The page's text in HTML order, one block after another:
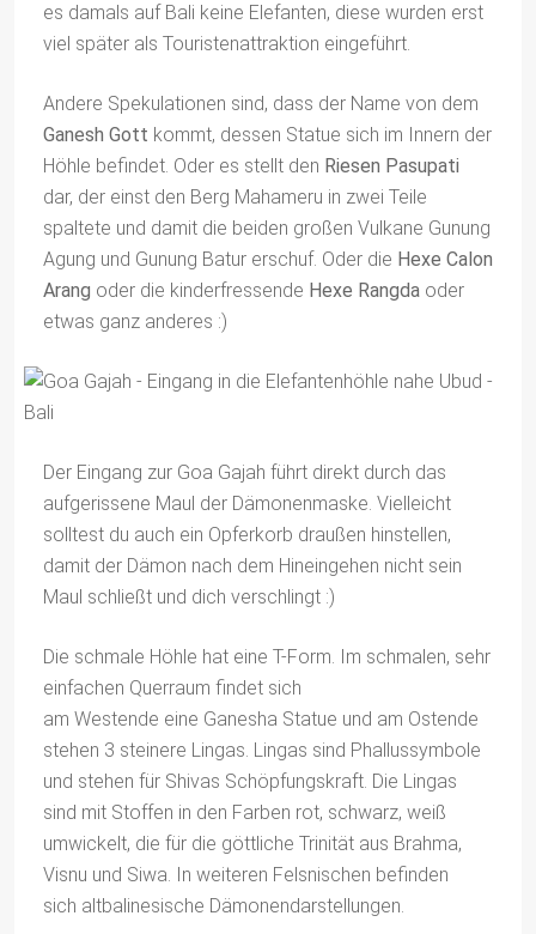
es damals auf Bali keine Elefanten, diese wurden erst
viel später als Touristenattraktion eingeführt.
Andere Spekulationen sind, dass der Name von dem
Ganesh Gott kommt, dessen Statue sich im Innern der
Höhle befindet. Oder es stellt den Riesen Pasupati
dar, der einst den Berg Mahameru in zwei Teile
spaltete und damit die beiden großen Vulkane Gunung
Agung und Gunung Batur erschuf. Oder die Hexe Calon
Arang oder die kinderfressende Hexe Rangda oder
etwas ganz anderes :)
Der Eingang zur Goa Gajah führt direkt durch das
aufgerissene Maul der Dämonenmaske. Vielleicht
solltest du auch ein Opferkorb draußen hinstellen,
damit der Dämon nach dem Hineingehen nicht sein
Maul schließt und dich verschlingt :)
Die schmale Höhle hat eine T-Form. Im schmalen, sehr
einfachen Querraum findet sich
am Westende eine Ganesha Statue und am Ostende
stehen 3 steinere Lingas. Lingas sind Phallussymbole
und stehen für Shivas Schöpfungskraft. Die Lingas
sind mit Stoffen in den Farben rot, schwarz, weiß
umwickelt, die für die göttliche Trinität aus Brahma,
Visnu und Siwa. In weiteren Felsnischen befinden
sich altbalinesische Dämonendarstellungen.